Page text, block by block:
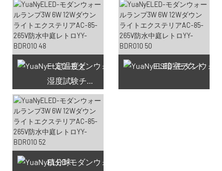
一定温度と
湿度試験チャンバー
IES暗室テスト
積分球